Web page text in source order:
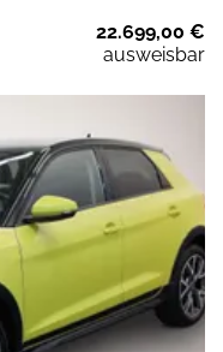
22.699,00 €
ausweisbar